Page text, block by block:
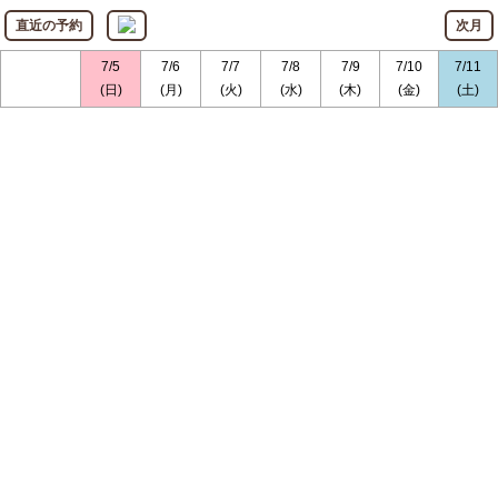
直近の予約 次月
7/5
(日)
7/6
(月)
7/7
(火)
7/8
(水)
7/9
(木)
7/10
(金)
7/11
(土)